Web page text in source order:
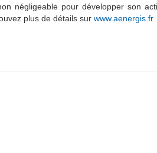
négligeable pour développer son
plus de détails sur www.aenergis.fr